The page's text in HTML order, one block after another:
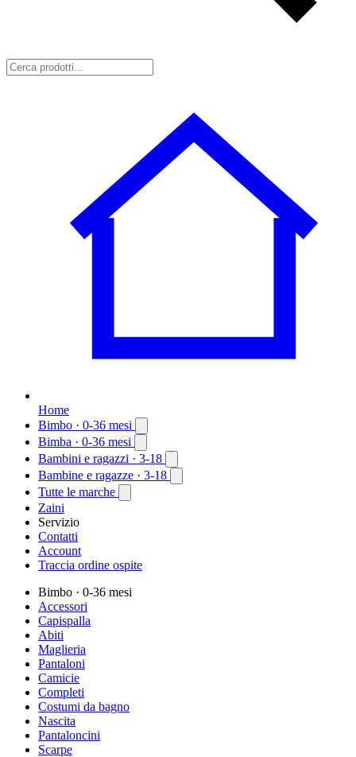
Home
Bimbo · 0-36 mesi
Bimba · 0-36 mesi
Bambini e ragazzi · 3-18
Bambine e ragazze · 3-18
Tutte le marche
Zaini
Servizio
Contatti
Account
Traccia ordine ospite
Bimbo · 0-36 mesi
Accessori
Capispalla
Abiti
Maglieria
Pantaloni
Camicie
Completi
Costumi da bagno
Nascita
Pantaloncini
Scarpe